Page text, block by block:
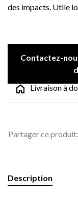
des impacts. Utile
Contactez-
Livraison à
Partager ce produit:
Description